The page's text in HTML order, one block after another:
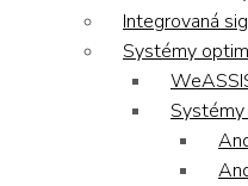
Integrovaná
Systémy
Systémy